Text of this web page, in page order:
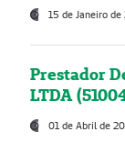
15 de Janeiro
Prestador
LTDA
01 de Abril de